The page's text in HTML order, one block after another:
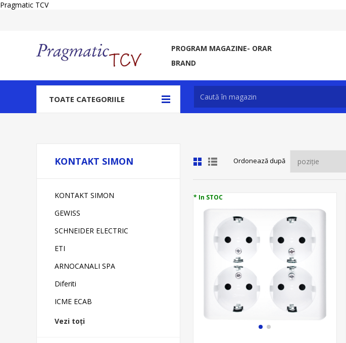
Pragmatic TCV
PROGRAM MAGAZINE- ORAR
BRAND
TOATE CATEGORIILE
Ordonează după
* In STOC
KONTAKT SIMON
KONTAKT SIMON
GEWISS
SCHNEIDER ELECTRIC
ETI
ARNOCANALI SPA
Diferiti
ICME ECAB
Vezi toți